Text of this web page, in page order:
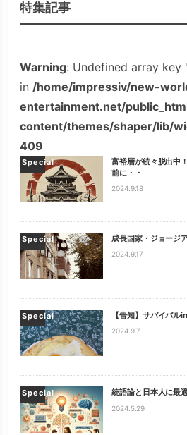
特集記事
Warning: Undefined array key
in /home/impressiv/new-
entertainment.net/
content/themes/shaper/lib/
409
Special
富裕層が続々脱出中
前に・・
2024.9.18
Special 成長国家・ジョージ
2024.9.17
Special 【告知】サバイバル
2024.9.7
Special 統語論と日本人に最
2024.5.29